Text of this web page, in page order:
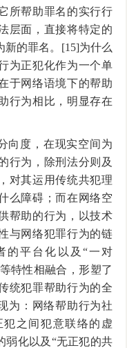
所帮助罪名的实行行
层面，直接将特定的
新的罪名。[15]为什么
为正犯化作为一个单
于网络语境下的帮助
行为相比，明显存在
向度，在现实空间为
行为，除刑法分则及
对其运用传统共犯理
么障碍；而在网络空
帮助的行为，以技术
与网络犯罪行为的链
的平台化以及“一对
特性相融合，形塑了
统犯罪帮助行为的全
为：网络帮助行为社
之间犯意联络的虚
弱化以及“无正犯的共